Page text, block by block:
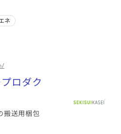
ネ
ロダク
搬送用梱包